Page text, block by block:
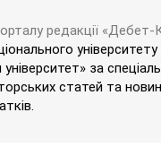
редакції «Дебет-
за
статей та